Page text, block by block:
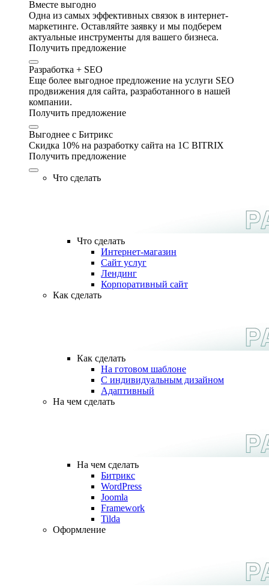
Вместе выгодно
Одна из самых эффективных связок в интернет-
маркетинге. Оставляйте заявку и мы подберем
актуальные инструменты для вашего бизнеса.
Получить предложение
Разработка + SEO
Еще более выгодное предложение на услуги SEO
продвижения для сайта, разработанного в нашей
компании.
Получить предложение
Выгоднее с Битрикс
Скидка 10% на разработку сайта на 1C BITRIX
Получить предложение
Что сделать
Что сделать
Интернет-магазин
Сайт услуг
Лендинг
Корпоративный сайт
Как сделать
Как сделать
На готовом шаблоне
С индивидуальным дизайном
Адаптивный
На чем сделать
На чем сделать
Битрикс
WordPress
Joomla
Framework
Tilda
Оформление